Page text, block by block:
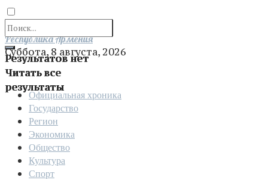
Результатов нет
Читать все
результаты
Отправить
Республика Армения
Суббота, 8 августа, 2026
Официальная хроника
Государство
Регион
Экономика
Общество
Культура
Спорт